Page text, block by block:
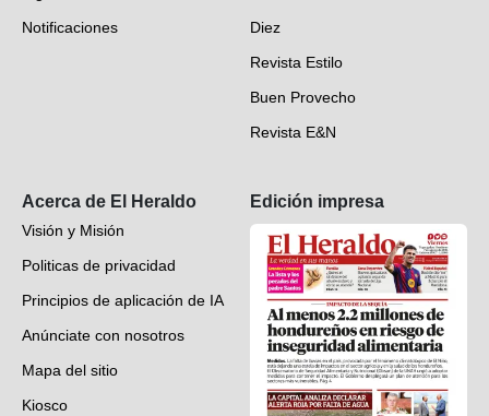
Videos
Notificaciones
Diez
Revista Estilo
Buen Provecho
Revista E&N
Acerca de El Heraldo
Visión y Misión
Politicas de privacidad
Principios de aplicación de IA
Anúnciate con nosotros
Mapa del sitio
Kiosco
Edición impresa